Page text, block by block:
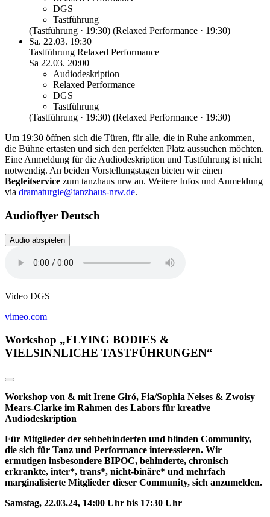
DGS
Tastführung
(Tastführung · 19:30) (Relaxed Performance · 19:30)
Sa. 22.03. 19:30
Tastführung Relaxed Performance
Sa 22.03. 20:00
Audiodeskription
Relaxed Performance
DGS
Tastführung
(Tastführung · 19:30) (Relaxed Performance · 19:30)
Um 19:30 öffnen sich die Türen, für alle, die in Ruhe ankommen,
die Bühne ertasten und sich den perfekten Platz aussuchen möchten.
Eine Anmeldung für die Audiodeskription und Tastführung ist nicht
notwendig. An beiden Vorstellungstagen bieten wir einen
Begleitservice zum tanzhaus nrw an. Weitere Infos und Anmeldung
via dramaturgie@tanzhaus-nrw.de.
Audioflyer Deutsch
Audio abspielen
Video DGS
vimeo.com
Workshop „FLYING BODIES &
VIELSINNLICHE TASTFÜHRUNGEN“
Workshop von & mit Irene Giró, Fia/Sophia Neises & Zwoisy
Mears-Clarke im Rahmen des Labors für kreative
Audiodeskription
Für Mitglieder der sehbehinderten und blinden Community,
die sich für Tanz und Performance interessieren. Wir
ermutigen insbesondere BIPOC, behinderte, chronisch
erkrankte, inter*, trans*, nicht-binäre* und mehrfach
marginalisierte Mitglieder dieser Community, sich anzumelden.
Samstag, 22.03.24, 14:00 Uhr bis 17:30 Uhr